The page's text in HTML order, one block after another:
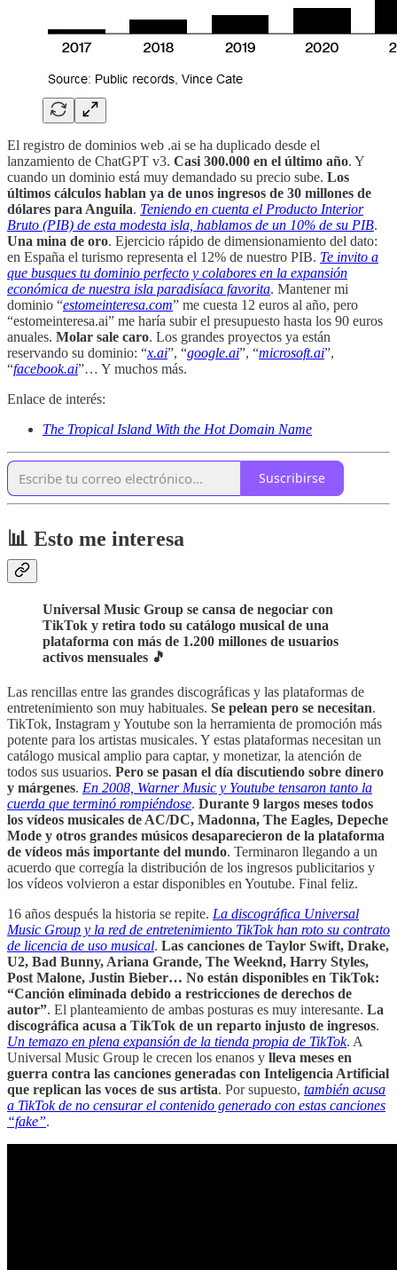
El registro de dominios web .ai se ha duplicado desde el
lanzamiento de ChatGPT v3. Casi 300.000 en el último año. Y
cuando un dominio está muy demandado su precio sube. Los
últimos cálculos hablan ya de unos ingresos de 30 millones de
dólares para Anguila. Teniendo en cuenta el Producto Interior
Bruto (PIB) de esta modesta isla, hablamos de un 10% de su PIB.
Una mina de oro. Ejercicio rápido de dimensionamiento del dato:
en España el turismo representa el 12% de nuestro PIB. Te invito a
que busques tu dominio perfecto y colabores en la expansión
económica de nuestra isla paradisíaca favorita. Mantener mi
dominio “estomeinteresa.com” me cuesta 12 euros al año, pero
“estomeinteresa.ai” me haría subir el presupuesto hasta los 90 euros
anuales. Molar sale caro. Los grandes proyectos ya están
reservando su dominio: “x.ai”, “google.ai”, “microsoft.ai”,
“facebook.ai”… Y muchos más.
Enlace de interés:
The Tropical Island With the Hot Domain Name
Suscribirse
📊 Esto me interesa
Universal Music Group se cansa de negociar con
TikTok y retira todo su catálogo musical de una
plataforma con más de 1.200 millones de usuarios
activos mensuales 🎵
Las rencillas entre las grandes discográficas y las plataformas de
entretenimiento son muy habituales. Se pelean pero se necesitan.
TikTok, Instagram y Youtube son la herramienta de promoción más
potente para los artistas musicales. Y estas plataformas necesitan un
catálogo musical amplio para captar, y monetizar, la atención de
todos sus usuarios. Pero se pasan el día discutiendo sobre dinero
y márgenes. En 2008, Warner Music y Youtube tensaron tanto la
cuerda que terminó rompiéndose. Durante 9 largos meses todos
los vídeos musicales de AC/DC, Madonna, The Eagles, Depeche
Mode y otros grandes músicos desaparecieron de la plataforma
de vídeos más importante del mundo. Terminaron llegando a un
acuerdo que corregía la distribución de los ingresos publicitarios y
los vídeos volvieron a estar disponibles en Youtube. Final feliz.
16 años después la historia se repite. La discográfica Universal
Music Group y la red de entretenimiento TikTok han roto su contrato
de licencia de uso musical. Las canciones de Taylor Swift, Drake,
U2, Bad Bunny, Ariana Grande, The Weeknd, Harry Styles,
Post Malone, Justin Bieber… No están disponibles en TikTok:
“Canción eliminada debido a restricciones de derechos de
autor”. El planteamiento de ambas posturas es muy interesante. La
discográfica acusa a TikTok de un reparto injusto de ingresos.
Un temazo en plena expansión de la tienda propia de TikTok. A
Universal Music Group le crecen los enanos y lleva meses en
guerra contra las canciones generadas con Inteligencia Artificial
que replican las voces de sus artista. Por supuesto, también acusa
a TikTok de no censurar el contenido generado con estas canciones
“fake”.